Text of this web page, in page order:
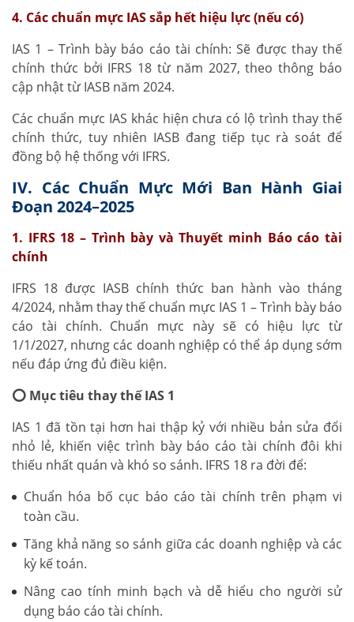
4. Các chuẩn mực IAS sắp hết hiệu lực (nếu có)
IAS 1 – Trình bày báo cáo tài chính: Sẽ được thay thế
chính thức bởi IFRS 18 từ năm 2027, theo thông báo
cập nhật từ IASB năm 2024.
Các chuẩn mực IAS khác hiện chưa có lộ trình thay thế
chính thức, tuy nhiên IASB đang tiếp tục rà soát để
đồng bộ hệ thống với IFRS.
IV. Các Chuẩn Mực Mới Ban Hành Giai
Đoạn 2024–2025
1. IFRS 18 – Trình bày và Thuyết minh Báo cáo tài
chính
IFRS 18 được IASB chính thức ban hành vào tháng
4/2024, nhằm thay thế chuẩn mực IAS 1 – Trình bày báo
cáo tài chính. Chuẩn mực này sẽ có hiệu lực từ
1/1/2027, nhưng các doanh nghiệp có thể áp dụng sớm
nếu đáp ứng đủ điều kiện.
⭕ Mục tiêu thay thế IAS 1
IAS 1 đã tồn tại hơn hai thập kỷ với nhiều bản sửa đổi
nhỏ lẻ, khiến việc trình bày báo cáo tài chính đôi khi
thiếu nhất quán và khó so sánh. IFRS 18 ra đời để:
Chuẩn hóa bố cục báo cáo tài chính trên phạm vi
toàn cầu.
Tăng khả năng so sánh giữa các doanh nghiệp và các
kỳ kế toán.
Nâng cao tính minh bạch và dễ hiểu cho người sử
dụng báo cáo tài chính.